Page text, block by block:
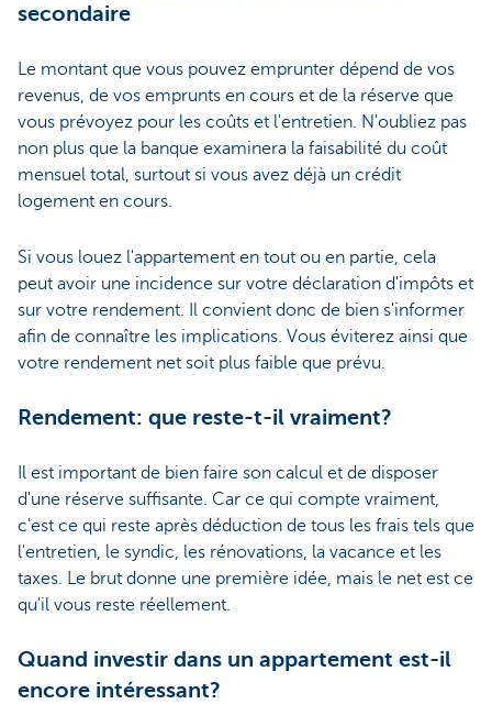
secondaire
Le montant que vous pouvez emprunter dépend de vos
revenus, de vos emprunts en cours et de la réserve que
vous prévoyez pour les coûts et l'entretien. N'oubliez pas
non plus que la banque examinera la faisabilité du coût
mensuel total, surtout si vous avez déjà un crédit
logement en cours.
Si vous louez l'appartement en tout ou en partie, cela
peut avoir une incidence sur votre déclaration d'impôts et
sur votre rendement. Il convient donc de bien s'informer
afin de connaître les implications. Vous éviterez ainsi que
votre rendement net soit plus faible que prévu.
Rendement: que reste-t-il vraiment?
Il est important de bien faire son calcul et de disposer
d'une réserve suffisante. Car ce qui compte vraiment,
c'est ce qui reste après déduction de tous les frais tels que
l'entretien, le syndic, les rénovations, la vacance et les
taxes. Le brut donne une première idée, mais le net est ce
qu'il vous reste réellement.
Quand investir dans un appartement est-il
encore intéressant?